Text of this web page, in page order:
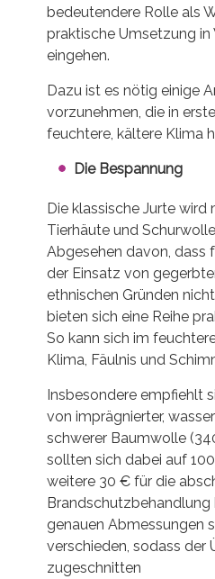
bedeutendere Rolle als
praktische Umsetzung
eingehen.
Dazu ist es nötig einige
vorzunehmen, die in
feuchtere, kältere Klima
Die Bespannung
Die klassische Jurte wird
Tierhäute und
Abgesehen davon, dass
der Einsatz von
ethnischen Gründen
bieten sich eine Reihe
So kann sich im
Klima, Fäulnis und
Insbesondere empfiehlt
von imprägnierter,
schwerer Baumwolle
sollten sich dabei auf
weitere 30 € für die
Brandschutzbehandlung
genauen Abmessungen
verschieden, sodass der
zugeschnitten